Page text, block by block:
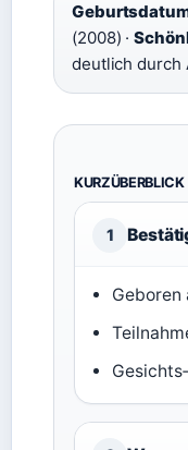
(2008) ·
deutlich durch
KURZÜBERBLICK
1
Geboren